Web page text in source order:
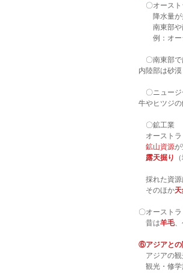
〇オースト
降水量が多
南東部や
例：オー
〇南東部で
内陸部は砂
〇ニュージ
牛やヒツジの
〇鉱工業
オーストラ
鉱山資源が
露天掘り
採れた資源
そのほか
〇オースト
昔は羊毛
⑥アジアとの
アジアの観
観光・修学